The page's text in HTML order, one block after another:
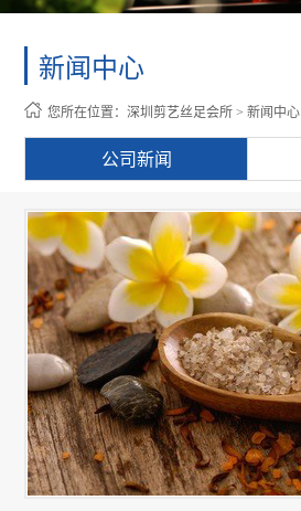
新闻中心
您所在位置：深圳剪艺丝足会所 >新闻中心
公司新闻